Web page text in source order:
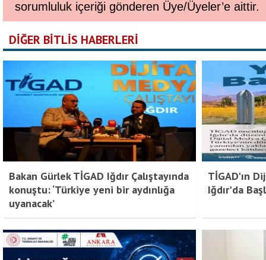
sorumluluk içeriği gönderen Üye/Üyeler’e aittir.
DİĞER BİTLİS HABERLERİ
Bakan Gürlek TİGAD Iğdır Çalıştayında
konuştu: ‘Türkiye yeni bir aydınlığa
uyanacak’
TİGAD'ın
Iğdır'da
Bitlis Bülten 3. Sayı